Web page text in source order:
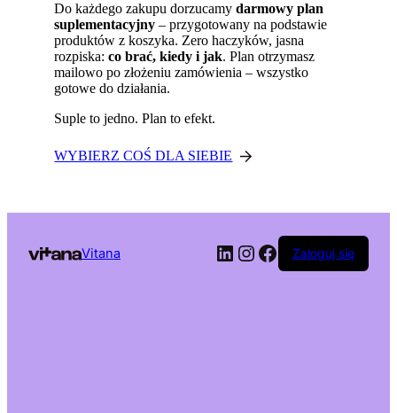
Do każdego zakupu dorzucamydarmowy plan
suplementacyjny – przygotowany na podstawie
produktów z koszyka. Zero haczyków, jasna
rozpiska:co brać, kiedy i jak. Plan otrzymasz
mailowo po złożeniu zamówienia – wszystko
gotowe do działania.
Suple to jedno. Plan to efekt.
WYBIERZ COŚ DLA SIEBIE
Vitana LinkedIn
Instagram
Facebook
Zaloguj się